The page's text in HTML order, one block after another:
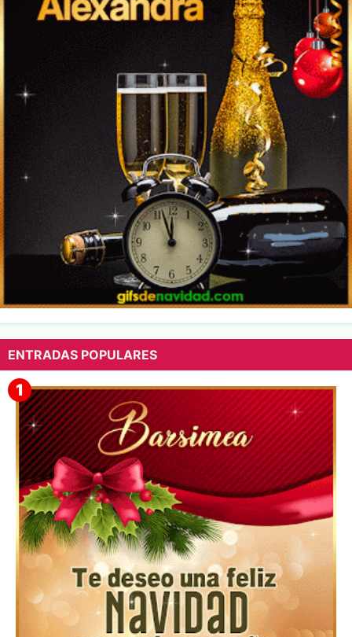
ENTRADAS POPULARES